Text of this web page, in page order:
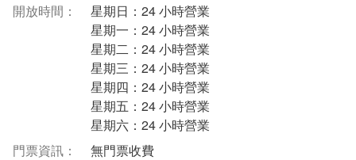
開放時間：
星期日：24 小時營業
星期一：24 小時營業
星期二：24 小時營業
星期三：24 小時營業
星期四：24 小時營業
星期五：24 小時營業
星期六：24 小時營業
門票資訊：
無門票收費